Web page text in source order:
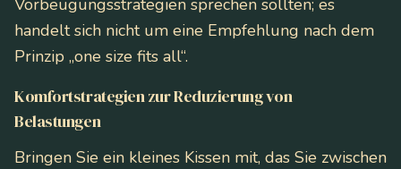
Vorbeugungsstrategien sprechen sollten; es
handelt sich nicht um eine Empfehlung nach dem
Prinzip „one size fits all“.
Komfortstrategien zur Reduzierung von
Belastungen
Bringen Sie ein kleines Kissen mit, das Sie zwischen